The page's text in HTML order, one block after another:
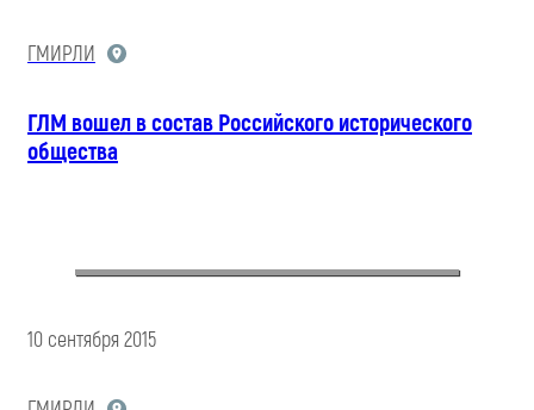
ГМИРЛИ
ГЛМ вошел в состав Российского исторического
общества
10 сентября 2015